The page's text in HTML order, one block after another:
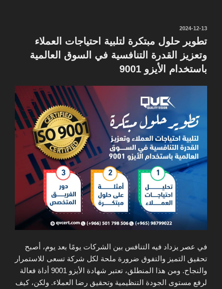
نُشر
2024-12-13
تطوير حلول مبتكرة لتلبية احتياجات العملاء
وتعزيز القدرة التنافسية في السوق العالمية
باستخدام الأيزو 9001
في عصر يزداد فيه التنافس بين الشركات يومًا بعد يوم، أصبح
تحقيق التميز والتفوق ضرورة ملحة لكل شركة تسعى للاستمرار
والنجاح. ومن هذا المنطلق، تعتبر شهادة الأيزو 9001 أداة فعالة
لرفع مستوى الجودة التنظيمية وتحقيق رضا العملاء. ولكن، كيف